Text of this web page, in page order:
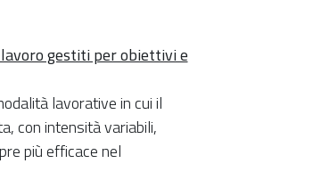
gestiti per obiettivi e
lavorative in cui il
con intensità variabili,
più efficace nel